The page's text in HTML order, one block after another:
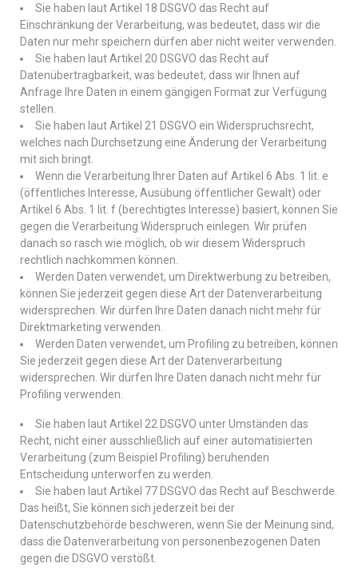
Sie haben laut Artikel 18 DSGVO das Recht auf
Einschränkung der Verarbeitung, was bedeutet, dass wir die
Daten nur mehr speichern dürfen aber nicht weiter verwenden.
Sie haben laut Artikel 20 DSGVO das Recht auf
Datenübertragbarkeit, was bedeutet, dass wir Ihnen auf
Anfrage Ihre Daten in einem gängigen Format zur Verfügung
stellen.
Sie haben laut Artikel 21 DSGVO ein Widerspruchsrecht,
welches nach Durchsetzung eine Änderung der Verarbeitung
mit sich bringt.
Wenn die Verarbeitung Ihrer Daten auf Artikel 6 Abs. 1 lit. e
(öffentliches Interesse, Ausübung öffentlicher Gewalt) oder
Artikel 6 Abs. 1 lit. f (berechtigtes Interesse) basiert, können Sie
gegen die Verarbeitung Widerspruch einlegen. Wir prüfen
danach so rasch wie möglich, ob wir diesem Widerspruch
rechtlich nachkommen können.
Werden Daten verwendet, um Direktwerbung zu betreiben,
können Sie jederzeit gegen diese Art der Datenverarbeitung
widersprechen. Wir dürfen Ihre Daten danach nicht mehr für
Direktmarketing verwenden.
Werden Daten verwendet, um Profiling zu betreiben, können
Sie jederzeit gegen diese Art der Datenverarbeitung
widersprechen. Wir dürfen Ihre Daten danach nicht mehr für
Profiling verwenden.
Sie haben laut Artikel 22 DSGVO unter Umständen das
Recht, nicht einer ausschließlich auf einer automatisierten
Verarbeitung (zum Beispiel Profiling) beruhenden
Entscheidung unterworfen zu werden.
Sie haben laut Artikel 77 DSGVO das Recht auf Beschwerde.
Das heißt, Sie können sich jederzeit bei der
Datenschutzbehörde beschweren, wenn Sie der Meinung sind,
dass die Datenverarbeitung von personenbezogenen Daten
gegen die DSGVO verstößt.